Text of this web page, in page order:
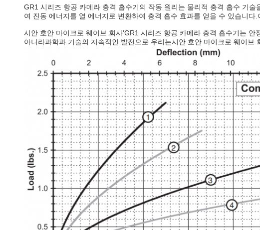
GR1 시리즈 항공 카메라 충격 흡수기의 작동 원리는 물리적 충격 흡수 기
여 진동 에너지를 열 에너지로 변환하여 충격 흡수 효과를 얻을 수 있습니
시안 호안 마이크로 웨이브 회사'GR1 시리즈 항공 카메라 충격 흡수기는 안
아니라과학과 기술의 지속적인 발전으로 우리는시안 호안 마이크로 웨이브